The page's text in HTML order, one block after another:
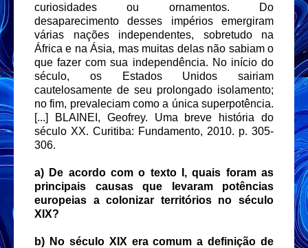
curiosidades ou ornamentos. Do
desaparecimento desses impérios emergiram
várias nações independentes, sobretudo na
África e na Ásia, mas muitas delas não sabiam o
que fazer com sua independência. No início do
século, os Estados Unidos sairiam
cautelosamente de seu prolongado isolamento;
no fim, prevaleciam como a única superpotência.
[...] BLAINEI, Geofrey. Uma breve história do
século XX. Curitiba: Fundamento, 2010. p. 305-
306.
a) De acordo com o texto I, quais foram as
principais causas que levaram potências
europeias a colonizar territórios no século
XIX?
b) No século XIX era comum a definição de